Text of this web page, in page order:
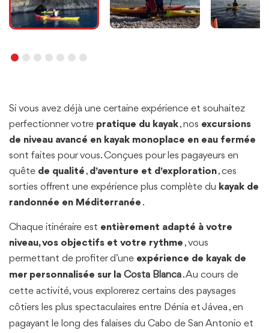
Si vous avez déjà une certaine expérience et souhaitez
perfectionner votre pratique du kayak, nos excursions
de niveau avancé en kayak monoplace en eau fermée
sont faites pour vous. Conçues pour les pagayeurs en
quête de qualité , d’aventure et d’exploration, ces
sorties offrent une expérience plus complète du kayak de
randonnée en Méditerranée .
Chaque itinéraire est entièrement adapté à votre
niveau, vos objectifs et votre rythme , vous
permettant de profiter d’une expérience de kayak de
mer personnalisée sur la Costa Blanca. Au cours de
cette activité, vous explorerez certains des paysages
côtiers les plus spectaculaires entre Dénia etJávea , en
pagayant le long des falaises du Cabo de San Antonio et